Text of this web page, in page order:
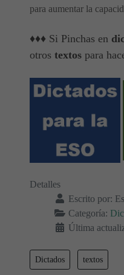
para aumentar la
♦♦♦ Si Pinchas en
otros textos para
Detalles
Escrito por:
Categoría:
Última
Dictados textos